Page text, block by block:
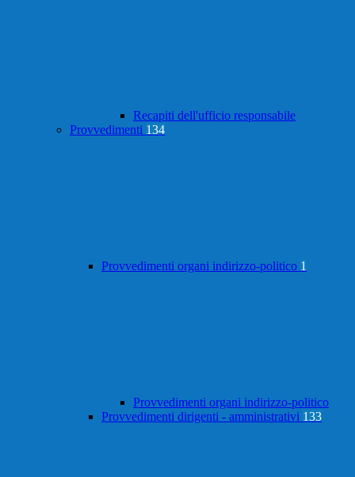
Recapiti dell'ufficio responsabile
Provvedimenti 134
Provvedimenti organi indirizzo-politico 1
Provvedimenti organi indirizzo-politico
Provvedimenti dirigenti - amministrativi 133